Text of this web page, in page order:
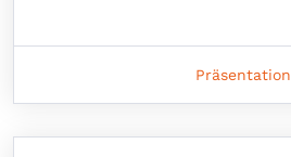
Präsentation